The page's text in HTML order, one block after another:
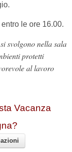
le ore 16.00.
svolgono nella sala
protetti
al lavoro
Vacanza